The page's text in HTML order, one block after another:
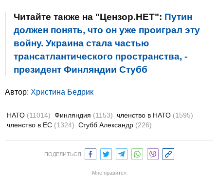
Читайте также на "Цензор.НЕТ": Путин
должен понять, что он уже проиграл эту
войну. Украина стала частью
трансатлантического пространства, -
президент Финляндии Стубб
Автор: Христина Бедрик
НАТО (11014) Финляндия (1153) членство в НАТО (1595)
членство в ЕС (1324) Стубб Александр (226)
ПОДЕЛИТЬСЯ:
Мне нравится